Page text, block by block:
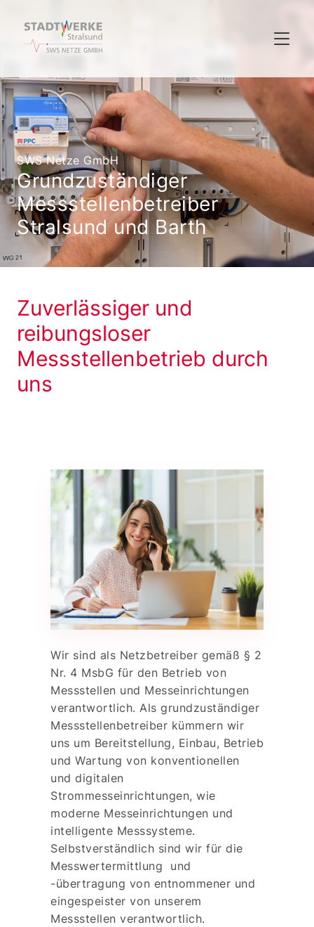
SWS Netze GmbH
Grundzuständiger
Messstellenbetreiber
Stralsund und Barth
Zuverlässiger und
reibungsloser
Messstellenbetrieb durch
uns
Wir sind als Netzbetreiber gemäß § 2
Nr. 4 MsbG für den Betrieb von
Messstellen und Messeinrichtungen
verantwortlich. Als grundzuständiger
Messstellenbetreiber kümmern wir
uns um Bereitstellung, Einbau, Betrieb
und Wartung von konventionellen
und digitalen
Strommesseinrichtungen, wie
moderne Messeinrichtungen und
intelligente Messsysteme.
Selbstverständlich sind wir für die
Messwertermittlung und
-übertragung von entnommener und
eingespeister von unserem
Messstellen verantwortlich.